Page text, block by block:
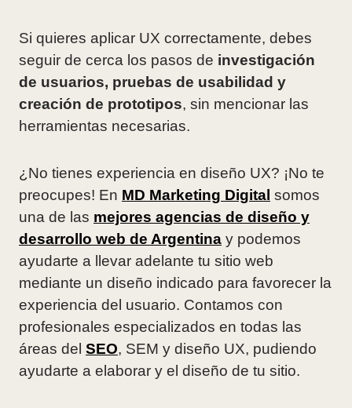
Si quieres aplicar UX correctamente, debes
seguir de cerca los pasos de investigación
de usuarios, pruebas de usabilidad y
creación de prototipos, sin mencionar las
herramientas necesarias.
¿No tienes experiencia en diseño UX? ¡No te
preocupes! En MD Marketing Digital somos
una de las mejores agencias de diseño y
desarrollo web de Argentina y podemos
ayudarte a llevar adelante tu sitio web
mediante un diseño indicado para favorecer la
experiencia del usuario. Contamos con
profesionales especializados en todas las
áreas del SEO, SEM y diseño UX, pudiendo
ayudarte a elaborar y el diseño de tu sitio.